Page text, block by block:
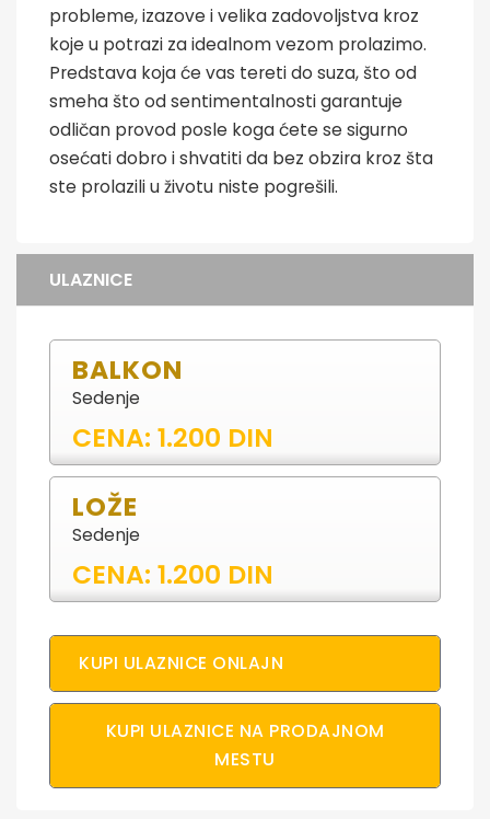
probleme, izazove i velika zadovoljstva kroz
koje u potrazi za idealnom vezom prolazimo.
Predstava koja će vas tereti do suza, što od
smeha što od sentimentalnosti garantuje
odličan provod posle koga ćete se sigurno
osećati dobro i shvatiti da bez obzira kroz šta
ste prolazili u životu niste pogrešili.
ULAZNICE
BALKON
Sedenje
CENA: 1.200 DIN
LOŽE
Sedenje
CENA: 1.200 DIN
KUPI ULAZNICE ONLAJN
KUPI ULAZNICE NA PRODAJNOM
MESTU